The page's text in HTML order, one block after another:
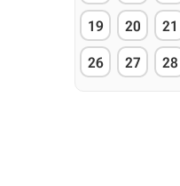
19 20 21
26 27 28